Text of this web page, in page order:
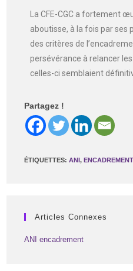
La CFE-CGC a fortement
aboutisse, à la fois par ses
des critères de
persévérance à relancer
celles-ci semblaient
Partagez !
ÉTIQUETTES:ANI, ENCADREMENT
Articles Connexes
ANI encadrement